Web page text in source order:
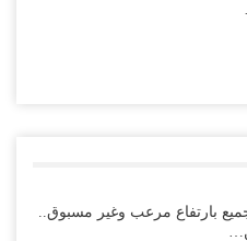
بارتفاع مرعب وغير مسبوق..